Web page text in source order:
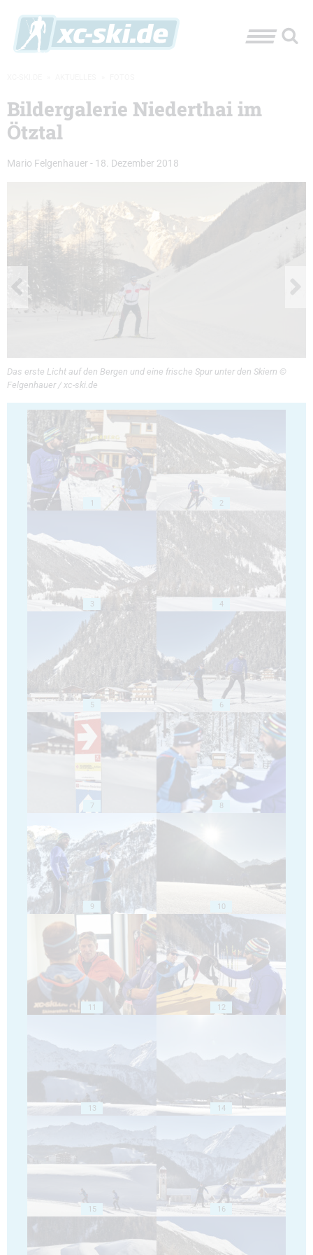
Bildergalerie Niederthai im
Ötztal
Mario Felgenhauer - 18. Dezember 2018
Das erste Licht auf den Bergen und eine frische Spur unter den Skiern ©
Felgenhauer / xc-ski.de
1 2
3 4
5 6
7 8
9 10
11 12
13 14
15 16